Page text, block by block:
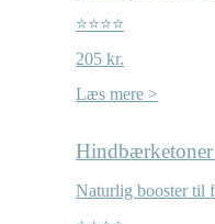
⭐⭐⭐⭐
205 kr.
Læs mere >
Naturlig booster til